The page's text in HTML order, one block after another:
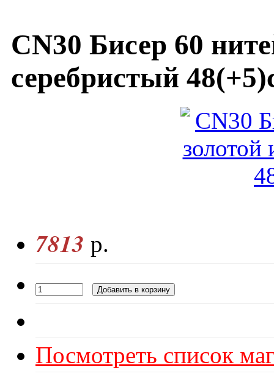
CN30 Бисер 60
серебристый
7813 р.
Посмотреть список